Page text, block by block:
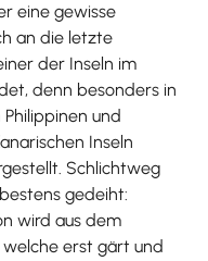
eine gewisse
an die letzte
der Inseln im
denn besonders in
und
Inseln
Schlichtweg
gedeiht:
wird aus dem
welche erst gärt und